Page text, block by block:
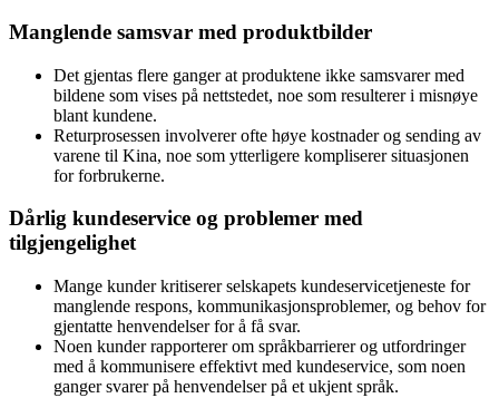
Manglende samsvar med produktbilder
Det gjentas flere ganger at produktene ikke samsvarer med
bildene som vises på nettstedet, noe som resulterer i misnøye
blant kundene.
Returprosessen involverer ofte høye kostnader og sending av
varene til Kina, noe som ytterligere kompliserer situasjonen
for forbrukerne.
Dårlig kundeservice og problemer med
tilgjengelighet
Mange kunder kritiserer selskapets kundeservicetjeneste for
manglende respons, kommunikasjonsproblemer, og behov for
gjentatte henvendelser for å få svar.
Noen kunder rapporterer om språkbarrierer og utfordringer
med å kommunisere effektivt med kundeservice, som noen
ganger svarer på henvendelser på et ukjent språk.